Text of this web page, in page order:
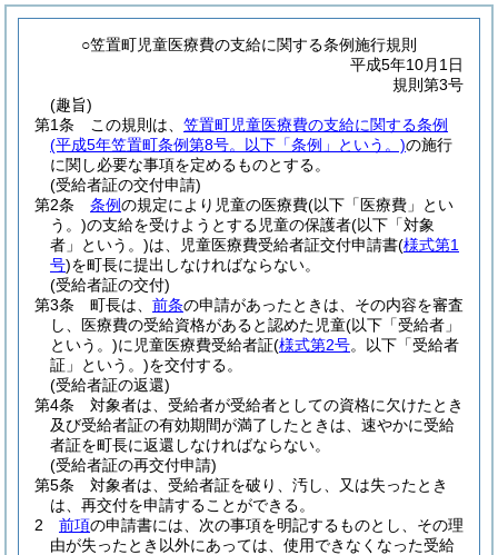
○笠置町児童医療費の支給に関する条例施行規則
平成5年10月1日
規則第3号
(趣旨)
第1条
この規則は、 笠置町児童医療費の支給に関する条例
(平成5年笠置町条例第8号。以下「条例」という。)の施行
に関し必要な事項を定めるものとする。
(受給者証の交付申請)
第2条
条例の規定により児童の医療費(以下「医療費」とい
う。)の支給を受けようとする児童の保護者(以下「対象
者」という。)は、児童医療費受給者証交付申請書(様式第1
号)を町長に提出しなければならない。
(受給者証の交付)
第3条
町長は、 前条の申請があったときは、その内容を審査
し、医療費の受給資格があると認めた児童(以下「受給者」
という。)に児童医療費受給者証(様式第2号。以下「受給者
証」という。)を交付する。
(受給者証の返還)
第4条
対象者は、受給者が受給者としての資格に欠けたとき
及び受給者証の有効期間が満了したときは、速やかに受給
者証を町長に返還しなければならない。
(受給者証の再交付申請)
第5条
対象者は、受給者証を破り、汚し、又は失ったとき
は、再交付を申請することができる。
2
前項の申請書には、次の事項を明記するものとし、その理
由が失ったとき以外にあっては、使用できなくなった受給